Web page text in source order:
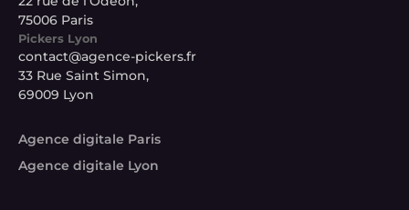
75006 Paris
Pickers Lyon
contact@agence-pickers.fr
33 Rue Saint Simon,
69009 Lyon
Agence digitale Paris
Agence digitale Lyon